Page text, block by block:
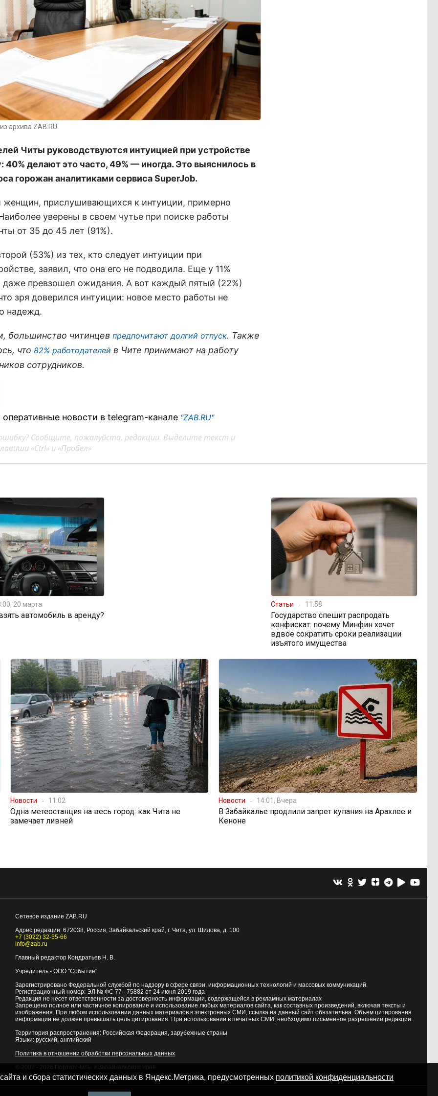
архива ZAB.RU
Читы руководствуются интуицией при устройстве
40% делают это часто, 49% — иногда. Это выяснилось в
горожан аналитиками сервиса SuperJob.
прислушивающихся к интуиции, примерно
уверены в своем чутье при поиске работы
от 35 до 45 лет (91%).
(53%) из тех, кто следует интуиции при
заявил, что она его не подводила. Еще у 11%
даже превзошел ожидания. А вот каждый пятый (22%)
зря доверился интуиции: новое место работы не
надежд.
большинство читинцев предпочитают долгий отпуск. Также
что 82% работодателей в Чите принимают на работу
сотрудников.
новости в telegram-канале "ZAB.RU"
Сообщите, пожалуйста, редакции. Выделите текст и
«Ctrl» и «Пробел»
20 марта
автомобиль в аренду?
Статьи 11:58
Государство спешит распродать
конфискат: почему Минфин хочет
вдвое сократить сроки реализации
изъятого имущества
Новости 11:02
Одна метеостанция на весь город: как Чита не
замечает ливней
Новости 14:01, Вчера
В Забайкалье продлили запрет купания на Арахлее и
Кеноне
Сетевое издание ZAB.RU
Адрес редакции: 672038, Россия, Забайкальский край, г. Чита, ул. Шилова, д. 100
+7 (3022) 32-55-66
info@zab.ru
Главный редактор Кондратьев Н. В.
Учредитель - ООО "Событие"
Зарегистрировано Федеральной службой по надзору в сфере связи, информационных технологий и массовых коммуникаций.
Регистрационный номер: ЭЛ № ФС 77 - 75882 от 24 июня 2019 года
Редакция не несет ответственности за достоверность информации, содержащейся в рекламных материалах
Запрещено полное или частичное копирование и использование любых материалов сайта, как составных произведений, включая тексты и
изображения. При любом использовании данных материалов в электронных СМИ, ссылка на данный сайт обязательна. Объем цитирования
информации не должен превышать цель цитирования. При использовании в печатных СМИ, необходимо письменное разрешение редакции.
Территория распространения: Российская Федерация, зарубежные страны
Языки: русский, английский
Политика в отношении обработки персональных данных
и сбора статистических данных в Яндекс.Метрика, предусмотренных политикой конфиденциальности